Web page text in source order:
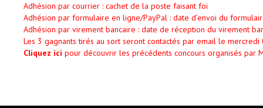
Adhésion par courrier : cachet de la poste faisant foi
Adhésion par formulaire en ligne/PayPal : date d’envoi du
Adhésion par virement bancaire : date de réception du virement
Les 3 gagnants tirés au sort seront contactés par email le mercredi
Cliquez ici pour découvrir les précédents concours organisés par